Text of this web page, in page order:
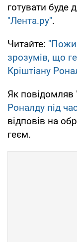
готувати буде
"Лента.ру".
Читайте:
зрозумів, що
Кріштіану
Як повідомляв
Роналду під
відповів на
геєм.